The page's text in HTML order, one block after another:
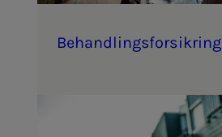
Be­hand­­­lings­­­­­for­­­sik­ring